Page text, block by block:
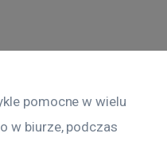
pomocne w wielu
w biurze, podczas